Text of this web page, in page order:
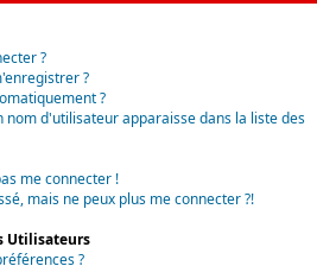
?
?
?
d'utilisateur apparaisse dans la liste des
me connecter !
mais ne peux plus me connecter ?!
Utilisateurs
?